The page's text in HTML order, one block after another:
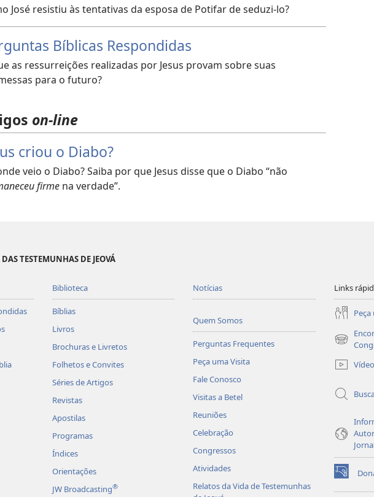
José resistiu às tentativas da esposa de Potifar de seduzi-lo?
Bíblicas Respondidas
as ressurreições realizadas por Jesus provam sobre suas
para o futuro?
on-line
criou o Diabo?
veio o Diabo? Saiba por que Jesus disse que o Diabo “não
firme na verdade”.
TESTEMUNHAS DE JEOVÁ
Biblioteca
Bíblias
Livros
Brochuras e Livretos
Folhetos e Convites
Séries de Artigos
Revistas
Apostilas
Programas
Índices
Orientações
JW Broadcasting®
Notícias
Quem Somos
Perguntas Frequentes
Peça uma Visita
Fale Conosco
Visitas a Betel
Reuniões
Celebração
Congressos
Atividades
Relatos da Vida de Testemunhas
Links
(abre
janela)
(abre
nova